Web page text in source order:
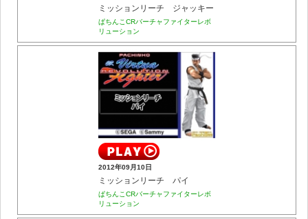
ミッションリーチ ジャッキー
ぱちんこCRバーチャファイターレボ
リューション
2012年09月10日
ミッションリーチ パイ
ぱちんこCRバーチャファイターレボ
リューション